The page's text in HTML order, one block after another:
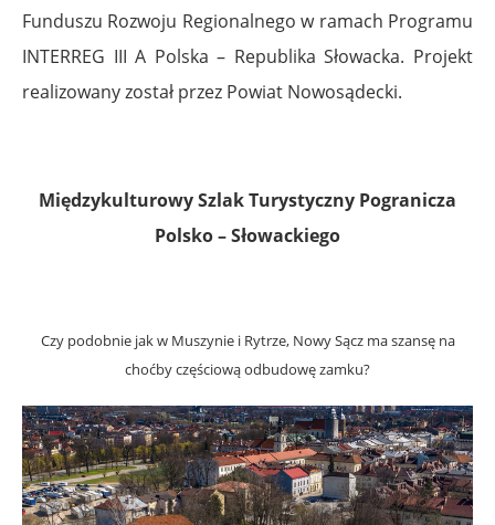
Funduszu Rozwoju Regionalnego w ramach Programu
INTERREG III A Polska – Republika Słowacka. Projekt
realizowany został przez Powiat Nowosądecki.
Międzykulturowy Szlak Turystyczny Pogranicza
Polsko – Słowackiego
Czy podobnie jak w Muszynie i Rytrze, Nowy Sącz ma szansę na
choćby częściową odbudowę zamku?